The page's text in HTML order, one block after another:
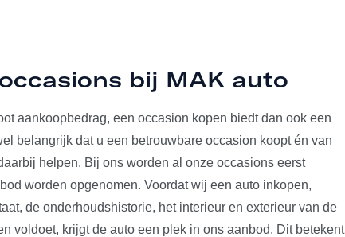
bij MAK auto
aankoopbedrag, een occasion kopen biedt dan ook een
belangrijk dat u een betrouwbare occasion koopt én van
helpen. Bij ons worden al onze occasions eerst
worden opgenomen. Voordat wij een auto inkopen,
de onderhoudshistorie, het interieur en exterieur van de
voldoet, krijgt de auto een plek in ons aanbod. Dit betekent